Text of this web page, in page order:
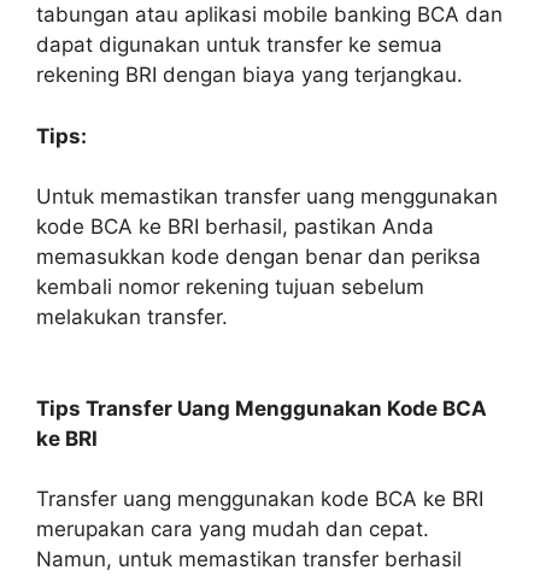
tabungan atau aplikasi mobile banking BCA dan
dapat digunakan untuk transfer ke semua
rekening BRI dengan biaya yang terjangkau.
Tips:
Untuk memastikan transfer uang menggunakan
kode BCA ke BRI berhasil, pastikan Anda
memasukkan kode dengan benar dan periksa
kembali nomor rekening tujuan sebelum
melakukan transfer.
Tips Transfer Uang Menggunakan Kode BCA
ke BRI
Transfer uang menggunakan kode BCA ke BRI
merupakan cara yang mudah dan cepat.
Namun, untuk memastikan transfer berhasil